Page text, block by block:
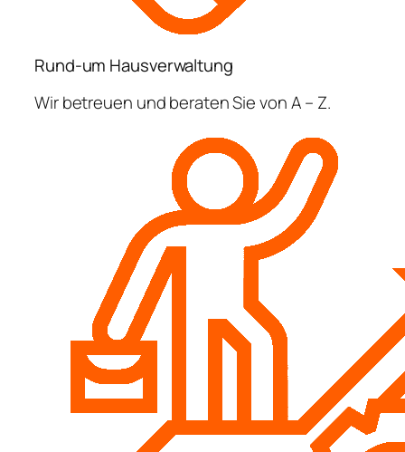
Rund-um Hausverwaltung
Wir betreuen und beraten Sie von A – Z.